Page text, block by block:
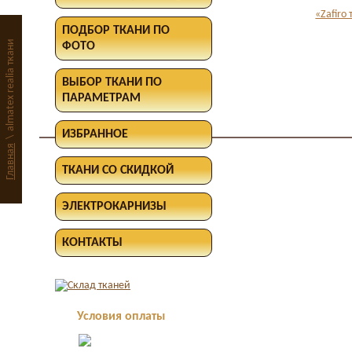
Главная
\
almatex realia ткани
ПОДБОР ТКАНИ ПО
ФОТО
ВЫБОР ТКАНИ ПО
ПАРАМЕТРАМ
ИЗБРАННОЕ
ТКАНИ СО СКИДКОЙ
ЭЛЕКТРОКАРНИЗЫ
КОНТАКТЫ
Условия оплаты
«Zafiro